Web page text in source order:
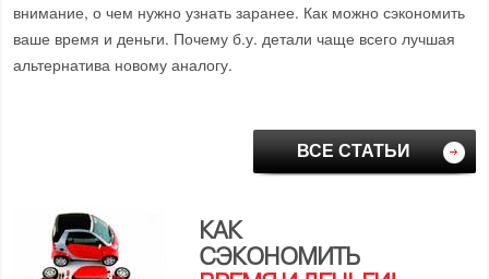
внимание, о чем нужно узнать заранее. Как можно сэкономить
ваше время и деньги. Почему б.у. детали чаще всего лучшая
альтернатива новому аналогу.
ВСЕ СТАТЬИ
КАК
СЭКОНОМИТЬ